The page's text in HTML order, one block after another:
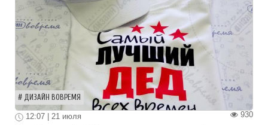
ДИЗАЙН ВОВРЕМЯ
930
12:07 | 21 июля